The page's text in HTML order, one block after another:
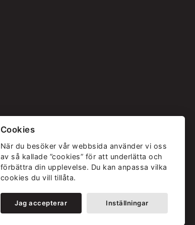
Cookies
När du besöker vår webbsida använder vi oss
av så kallade ”cookies” för att underlätta och
förbättra din upplevelse. Du kan anpassa vilka
cookies du vill tillåta.
Jag accepterar Inställningar